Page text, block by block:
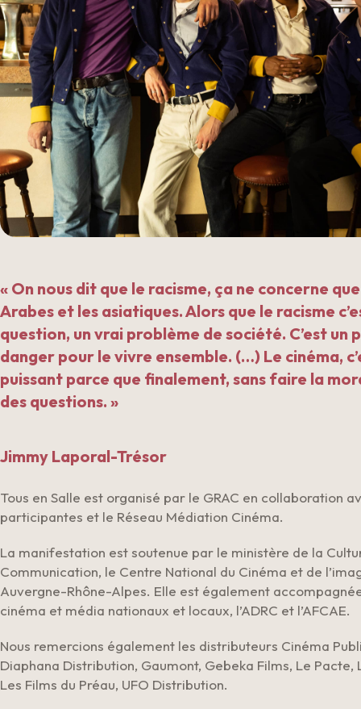
« On nous dit que le racisme, ça ne concerne
Arabes et les asiatiques. Alors que le racisme
question, un vrai problème de société. C’est un
danger pour le vivre ensemble. (…) Le cinéma,
puissant parce que finalement, sans faire la
des questions. »
Jimmy Laporal-Trésor
Tous en Salle est organisé par le GRAC en collaboration
participantes et le Réseau Médiation Cinéma.
La manifestation est soutenue par le ministère de la
Communication, le Centre National du Cinéma et de
Auvergne-Rhône-Alpes. Elle est également
cinéma et média nationaux et locaux, l’ADRC et l’AFCAE.
Nous remercions également les distributeurs Cinéma
Diaphana Distribution, Gaumont, Gebeka Films, Le Pacte,
Les Films du Préau, UFO Distribution.